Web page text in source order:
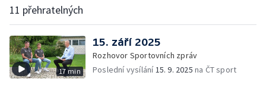
11 přehratelných
17 min
15. září 2025
Rozhovor Sportovních zpráv
Poslední vysílání15. 9. 2025 na ČT sport